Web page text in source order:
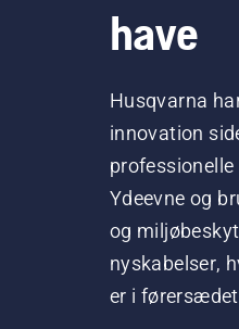
have
Husqvarna
innovation
Ydeevne og
og
nyskabelser,
er i